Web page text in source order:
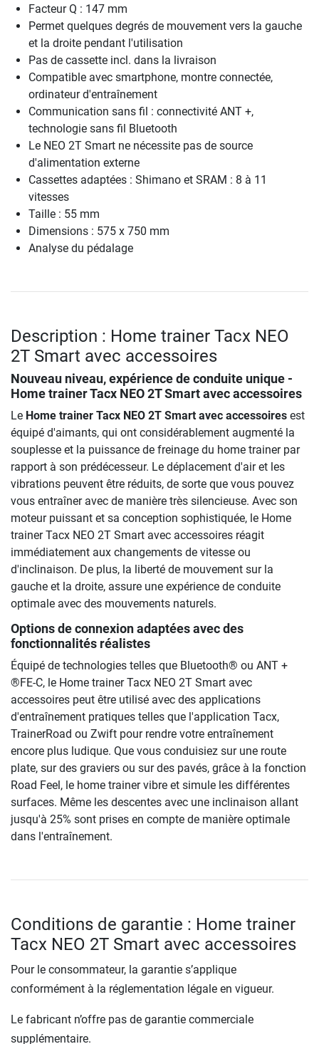
Facteur Q : 147 mm
Permet quelques degrés de mouvement vers la gauche
et la droite pendant l'utilisation
Pas de cassette incl. dans la livraison
Compatible avec smartphone, montre connectée,
ordinateur d'entraînement
Communication sans fil : connectivité ANT +,
technologie sans fil Bluetooth
Le NEO 2T Smart ne nécessite pas de source
d'alimentation externe
Cassettes adaptées : Shimano et SRAM : 8 à 11
vitesses
Taille : 55 mm
Dimensions : 575 x 750 mm
Analyse du pédalage
Description : Home trainer Tacx NEO
2T Smart avec accessoires
Nouveau niveau, expérience de conduite unique -
Home trainer Tacx NEO 2T Smart avec accessoires
Le Home trainer Tacx NEO 2T Smart avec accessoires est
équipé d'aimants, qui ont considérablement augmenté la
souplesse et la puissance de freinage du home trainer par
rapport à son prédécesseur. Le déplacement d'air et les
vibrations peuvent être réduits, de sorte que vous pouvez
vous entraîner avec de manière très silencieuse. Avec son
moteur puissant et sa conception sophistiquée, le Home
trainer Tacx NEO 2T Smart avec accessoires réagit
immédiatement aux changements de vitesse ou
d'inclinaison. De plus, la liberté de mouvement sur la
gauche et la droite, assure une expérience de conduite
optimale avec des mouvements naturels.
Options de connexion adaptées avec des
fonctionnalités réalistes
Équipé de technologies telles que Bluetooth® ou ANT +
®FE-C, le Home trainer Tacx NEO 2T Smart avec
accessoires peut être utilisé avec des applications
d'entraînement pratiques telles que l'application Tacx,
TrainerRoad ou Zwift pour rendre votre entraînement
encore plus ludique. Que vous conduisiez sur une route
plate, sur des graviers ou sur des pavés, grâce à la fonction
Road Feel, le home trainer vibre et simule les différentes
surfaces. Même les descentes avec une inclinaison allant
jusqu'à 25% sont prises en compte de manière optimale
dans l'entraînement.
Conditions de garantie : Home trainer
Tacx NEO 2T Smart avec accessoires
Pour le consommateur, la garantie s’applique
conformément à la réglementation légale en vigueur.
Le fabricant n’offre pas de garantie commerciale
supplémentaire.